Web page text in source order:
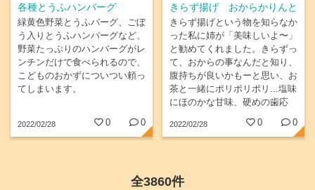
各種とうふハンバーグ
緑黄色野菜とうふバーグ、ごぼ
う入りとうふハンバーグなど、
野菜たっぷりのハンバーグがレ
ンチンだけで食べられるので、
こどものおかずについつい頼っ
てしまいます。
2022/02/28 0 0
きらず揚げ おからかりんと
う
きらず揚げという物を知らなか
った私に姉が「美味しいよ〜」
と勧めてくれました。きらずっ
て、おからの事なんだと知り、
腹持ちが良いかもーと思い、お
茶と一緒にポリポリポリ...塩味
にほのかな甘味、硬めの歯応
え、気がつけば止まらなくな
り、お腹いっぱいに！次からは
2022/02/28 0 0
全3860件